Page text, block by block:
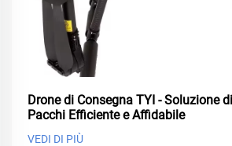
Drone di Consegna TYI - Soluzione
Pacchi Efficiente e Affidabile
VEDI DI PIÙ